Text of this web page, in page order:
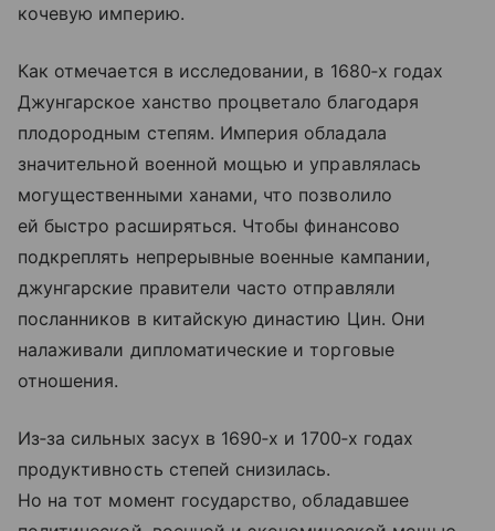
кочевую империю.
Как отмечается в исследовании, в 1680‑х годах
Джунгарское ханство процветало благодаря
плодородным степям. Империя обладала
значительной военной мощью и управлялась
могущественными ханами, что позволило
ей быстро расширяться. Чтобы финансово
подкреплять непрерывные военные кампании,
джунгарские правители часто отправляли
посланников в китайскую династию Цин. Они
налаживали дипломатические и торговые
отношения.
Из‑за сильных засух в 1690‑х и 1700‑х годах
продуктивность степей снизилась.
Но на тот момент государство, обладавшее